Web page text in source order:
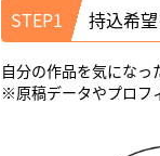
STEP1 持込希
自分の作品を気になっ
※原稿データやプロフ